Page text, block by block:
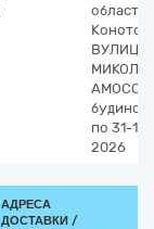
область
Конотоп
ВУЛИЦЯ
МИКОЛИ
будинок
по 31-12-
2026
АДРЕСА
ДОСТАВКИ /